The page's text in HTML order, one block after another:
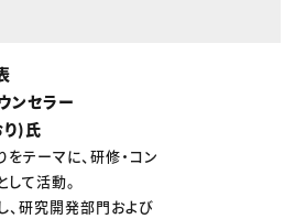
ンセラー
)氏
テーマに、研修・コン
して活動。
、研究開発部門および